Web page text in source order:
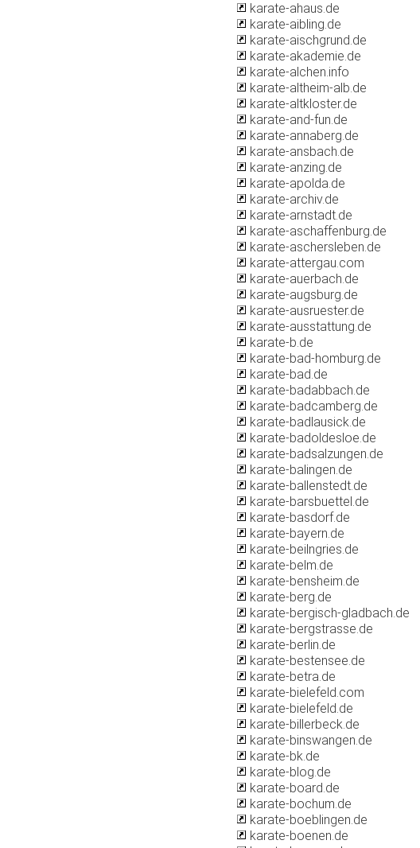
karate-ahaus.de
karate-aibling.de
karate-aischgrund.de
karate-akademie.de
karate-alchen.info
karate-altheim-alb.de
karate-altkloster.de
karate-and-fun.de
karate-annaberg.de
karate-ansbach.de
karate-anzing.de
karate-apolda.de
karate-archiv.de
karate-arnstadt.de
karate-aschaffenburg.de
karate-aschersleben.de
karate-attergau.com
karate-auerbach.de
karate-augsburg.de
karate-ausruester.de
karate-ausstattung.de
karate-b.de
karate-bad-homburg.de
karate-bad.de
karate-badabbach.de
karate-badcamberg.de
karate-badlausick.de
karate-badoldesloe.de
karate-badsalzungen.de
karate-balingen.de
karate-ballenstedt.de
karate-barsbuettel.de
karate-basdorf.de
karate-bayern.de
karate-beilngries.de
karate-belm.de
karate-bensheim.de
karate-berg.de
karate-bergisch-gladbach.de
karate-bergstrasse.de
karate-berlin.de
karate-bestensee.de
karate-betra.de
karate-bielefeld.com
karate-bielefeld.de
karate-billerbeck.de
karate-binswangen.de
karate-bk.de
karate-blog.de
karate-board.de
karate-bochum.de
karate-boeblingen.de
karate-boenen.de